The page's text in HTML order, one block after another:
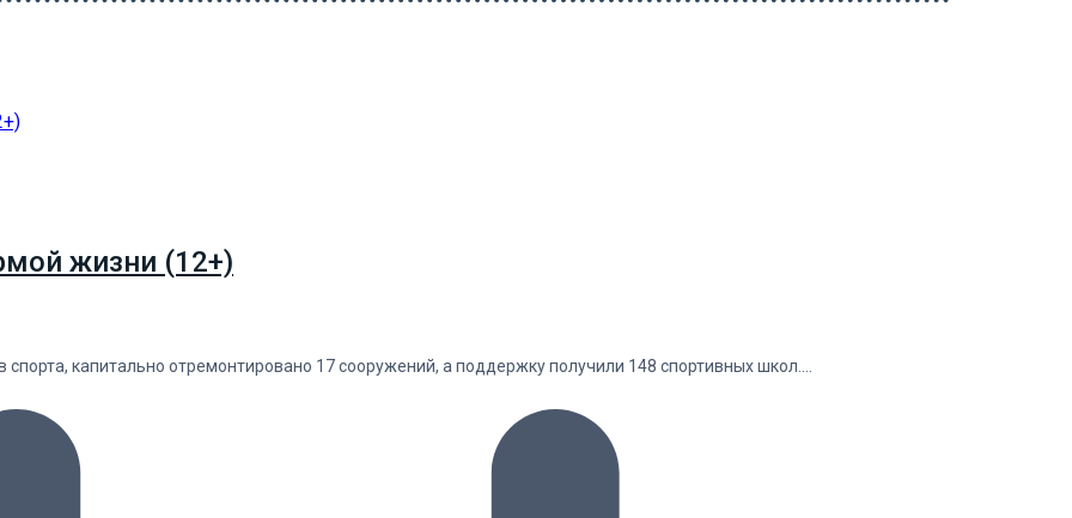
жизни (12+)
капитально отремонтировано 17 сооружений, а поддержку получили 148 спортивных школ.…